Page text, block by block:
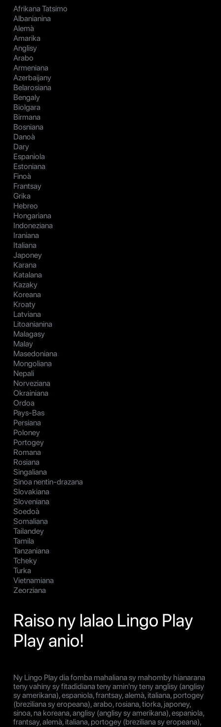
Afrikana Tatsimo
Albanianina
Alemà
Amarika
Anglisy
Arabo
Armeniana
Azerbaijany
Belarosiana
Bengaly
Biolgara
Birmana
Bosniana
Danoà
Dary
Espaniola
Estoniana
Finoà
Frantsay
Grika
Hebreo
Hongariana
Indoneziana
Iraniana
Italiana
Japoney
Karana
Katalana
Kazaky
Koreana
Kroaty
Latviana
Litoanianina
Malagasy
Malay
Masedoniana
Mongoliana
Nepali
Norveziana
Okrainiana
Ordoa
Pays-Bas
Persiana
Poloney
Portogey
Romana
Rosiana
Singaliana
Sinoa nentin-drazana
Slovakiana
Sloveniana
Soedoà
Somaliana
Tailandey
Tamila
Tanzaniana
Tcheky
Turka
Vietnamiana
Zeorziana
Raiso ny lalao Lingo Play
Play anio!
Ny Lingo Play dia fomba mahaliana sy mahomby hianarana
teny vahiny sy fitadidiana teny amin'ny teny anglisy (anglisy
sy amerikana), espaniola, frantsay, alemà, italiana, portogey
(breziliana sy eropeana), arabo, rosiana, tiorka, japoney,
sinoa, na koreana, anglisy (anglisy sy amerikana), espaniola,
frantsay, alemà, italiana, portogey (breziliana sy eropeana),